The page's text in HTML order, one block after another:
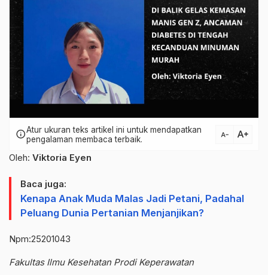
infoAtur ukuran teks artikel ini untuk mendapatkan
pengalaman membaca terbaik.
text_decrease text_increase
Oleh: Viktoria Eyen
Baca juga:
Kenapa Anak Muda Malas Jadi Petani, Padahal
Peluang Dunia Pertanian Menjanjikan?
Npm:25201043
Fakultas Ilmu Kesehatan Prodi Keperawatan